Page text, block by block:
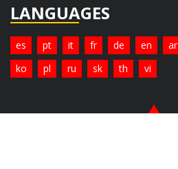
LANGUAGES
es pt it fr de en ar
ko
pl ru sk th vi